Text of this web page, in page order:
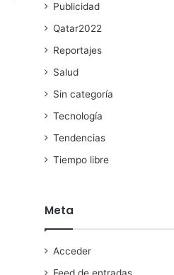
Publicidad
Qatar2022
Reportajes
Salud
Sin categoría
Tecnología
Tendencias
Tiempo libre
Meta
Acceder